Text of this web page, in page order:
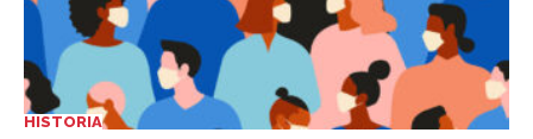
HISTORIA